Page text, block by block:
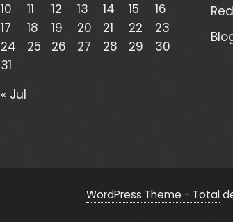
10
11 12 13 14 15
16
17
18 19 20 21 22
23
24
25 26 27 28 29
30
31
« Jul
WordPress Theme - Total